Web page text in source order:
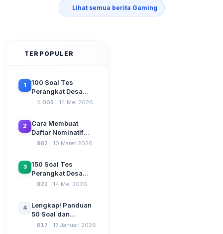
Lihat semua berita Gaming
TERPOPULER
1
100 Soal Tes
Perangkat Desa
Terbaru 2026
CAT Berbasis UU
Desa No. 3 Tahun
2024
1.005 14 Mei 2026
2
Cara Membuat
Daftar Nominatif
Siltap di Aplikasi
SPP Pencairan
Dana Desa
982 10 Maret 2026
3
150 Soal Tes
Perangkat Desa
2026: Administrasi
Kebangsaan, dan
Komputer Beserta
Jawaban Paling
922 14 Mei 2026
4
Lengkap! Panduan
50 Soal dan
Jawaban Tes
817 17 Januari 2026